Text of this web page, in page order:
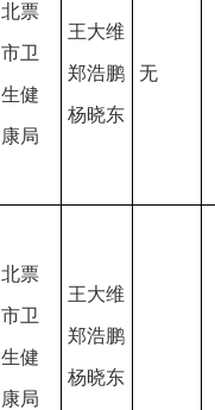
北票
市卫
生健
康局
王大维
郑浩鹏
杨晓东
无
北票
市卫
生健
康局
王大维
郑浩鹏
杨晓东